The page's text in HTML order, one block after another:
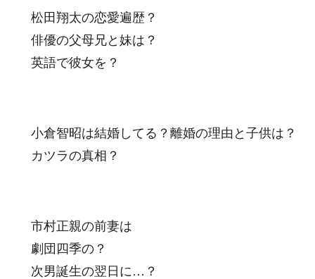
松田翔太の恋愛遍歴？
俳優の父母兄と妹は？
英語で彼女を？
小倉智昭は結婚してる？離婚の理由と子供は？
カツラの真相？
市村正親の前妻は
劇団四季の？
次男誕生の翌日に…？